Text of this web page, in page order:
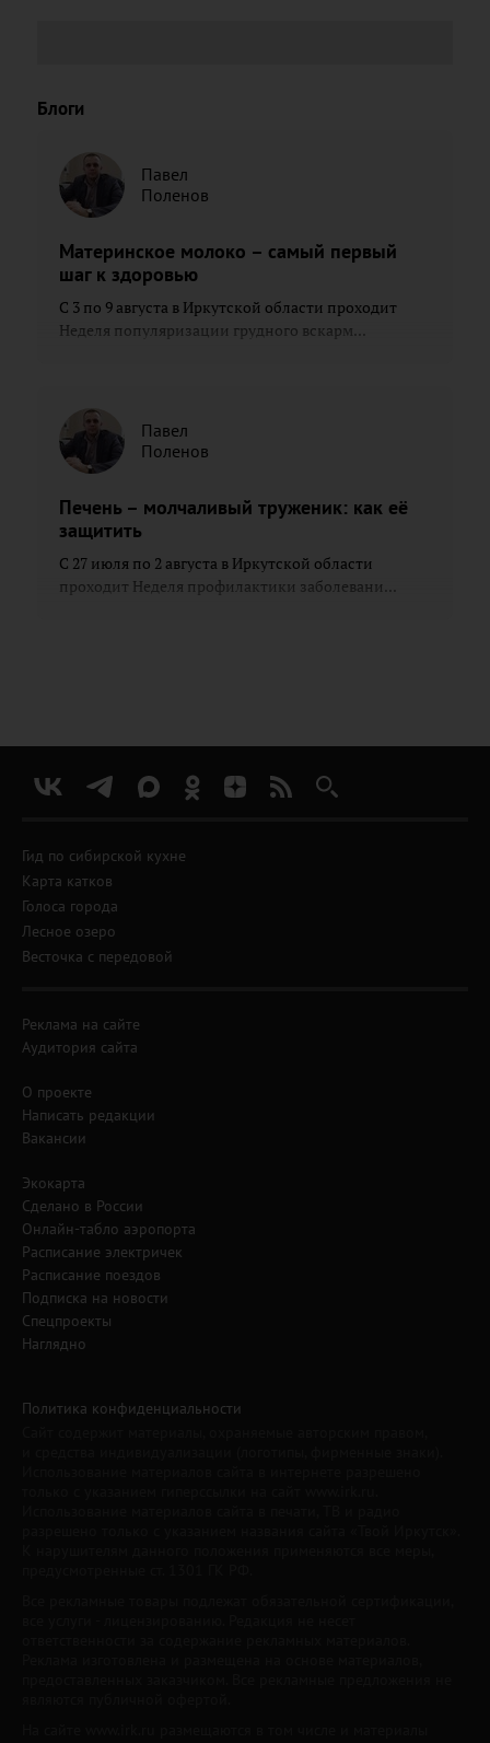
Блоги
Павел
Поленов
Материнское молоко – самый первый
шаг к здоровью
С 3 по 9 августа в Иркутской области проходит
Неделя популяризации грудного вскарм...
Павел
Поленов
Печень – молчаливый труженик: как её
защитить
С 27 июля по 2 августа в Иркутской области
проходит Неделя профилактики заболевани...
Гид по сибирской кухне
Карта катков
Голоса города
Лесное озеро
Весточка с передовой
Реклама на сайте
Аудитория сайта
О проекте
Написать редакции
Вакансии
Экокарта
Сделано в России
Онлайн-табло аэропорта
Расписание электричек
Расписание поездов
Подписка на новости
Спецпроекты
Наглядно
Политика конфиденциальности